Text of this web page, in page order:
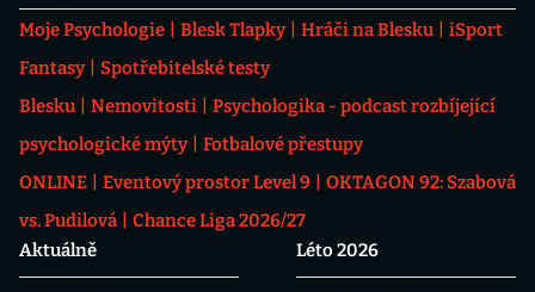
Moje Psychologie Blesk Tlapky Hráči na Blesku
iSport
Fantasy
Spotřebitelské testy
Blesku
Nemovitosti
Psychologika - podcast rozbíjející
psychologické mýty
Fotbalové přestupy
ONLINE
Eventový prostor Level 9
OKTAGON 92: Szabová
vs. Pudilová
Chance Liga 2026/27
Aktuálně
Léto 2026